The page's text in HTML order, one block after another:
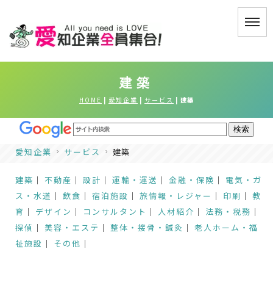
建築
HOME | 愛知企業 | サービス | 建築
愛知企業 サービス 建築
建築 ｜ 不動産 ｜ 設計 ｜ 運輸・運送 ｜ 金融・保険 ｜ 電気・ガ
ス・水道 ｜ 飲食 ｜ 宿泊施設 ｜ 旅情報・レジャー ｜ 印刷 ｜ 教
育 ｜ デザイン ｜ コンサルタント ｜ 人材紹介 ｜ 法務・税務 ｜
探偵 ｜ 美容・エステ ｜ 整体・接骨・鍼灸 ｜ 老人ホーム・福
祉施設 ｜ その他 ｜